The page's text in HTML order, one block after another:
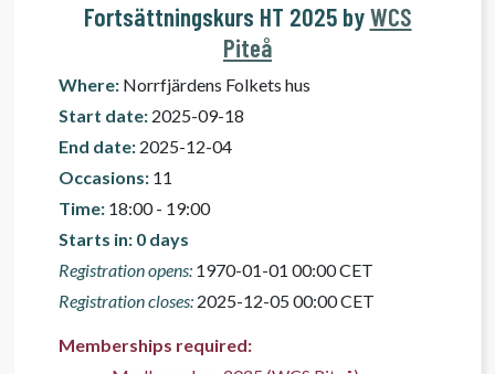
Fortsättningskurs HT 2025 byWCS
Piteå
Where: Norrfjärdens Folkets hus
Start date: 2025-09-18
End date: 2025-12-04
Occasions: 11
Time: 18:00 - 19:00
Starts in: 0 days
Registration opens: 1970-01-01 00:00 CET
Registration closes: 2025-12-05 00:00 CET
Memberships required: